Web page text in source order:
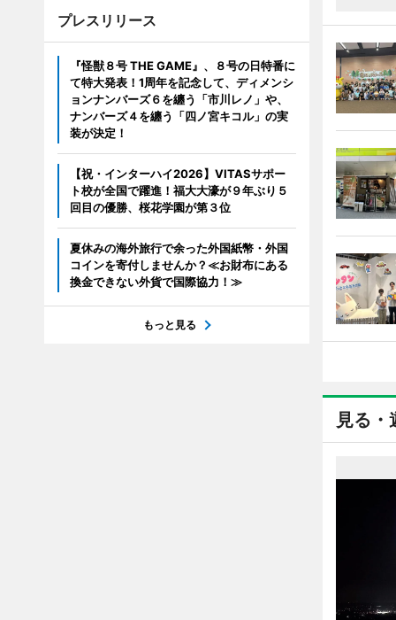
見る・
プレスリリース
『怪獣８号 THE GAME』、８号の日特番に
て特大発表！1周年を記念して、ディメンシ
ョンナンバーズ６を纏う「市川レノ」や、
ナンバーズ４を纏う「四ノ宮キコル」の実
装が決定！
【祝・インターハイ2026】VITASサポー
ト校が全国で躍進！福大大濠が９年ぶり５
回目の優勝、桜花学園が第３位
夏休みの海外旅行で余った外国紙幣・外国
コインを寄付しませんか？≪お財布にある
換金できない外貨で国際協力！≫
もっと見る